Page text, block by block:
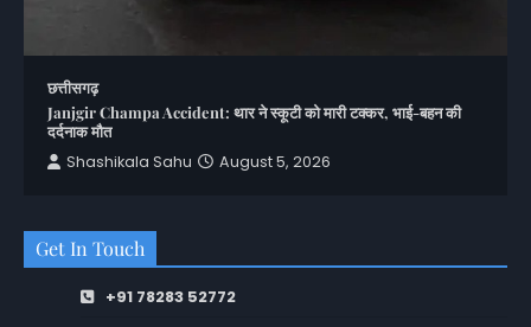
छत्तीसगढ़
Janjgir Champa Accident: थार ने स्कूटी को मारी टक्कर, भाई-बहन की
दर्दनाक मौत
Shashikala Sahu
August 5, 2026
Get In Touch
+91 78283 52772